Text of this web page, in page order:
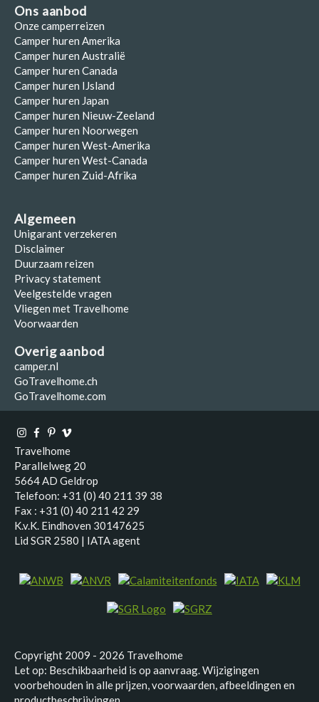
Ons aanbod
Onze camperreizen
Camper huren Amerika
Camper huren Australië
Camper huren Canada
Camper huren IJsland
Camper huren Japan
Camper huren Nieuw-Zeeland
Camper huren Noorwegen
Camper huren West-Amerika
Camper huren West-Canada
Camper huren Zuid-Afrika
Algemeen
Unigarant verzekeren
Disclaimer
Duurzaam reizen
Privacy statement
Veelgestelde vragen
Vliegen met Travelhome
Voorwaarden
Overig aanbod
camper.nl
GoTravelhome.ch
GoTravelhome.com
Travelhome
Parallelweg 20
5664 AD Geldrop
Telefoon: +31 (0) 40 211 39 38
Fax : +31 (0) 40 211 42 29
K.v.K. Eindhoven 30147625
Lid SGR 2580 | IATA agent
Copyright 2009 - 2026 Travelhome
Let op: Beschikbaarheid is op aanvraag. Wijzigingen
voorbehouden in alle prijzen, voorwaarden, afbeeldingen en